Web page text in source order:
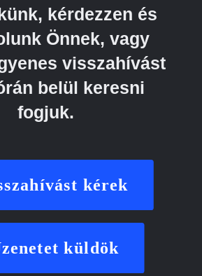
kérdezzen és
Önnek, vagy
visszahívást
belül keresni
fogjuk.
kérek
küldök